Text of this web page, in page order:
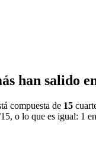
han salido
compuesta de 15
o lo que es igual: 1